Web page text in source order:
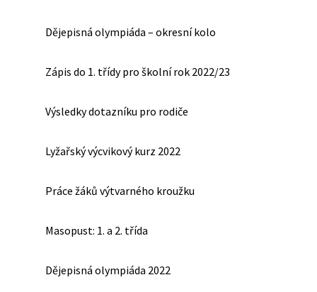
Dějepisná olympiáda – okresní kolo
Zápis do 1. třídy pro školní rok 2022/23
Výsledky dotazníku pro rodiče
Lyžařský výcvikový kurz 2022
Práce žáků výtvarného kroužku
Masopust: 1. a 2. třída
Dějepisná olympiáda 2022